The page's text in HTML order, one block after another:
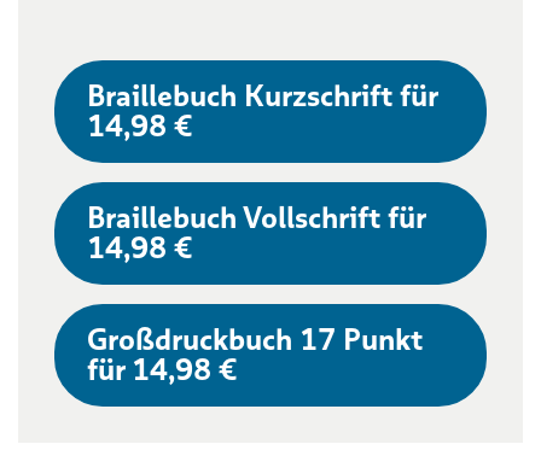
Braillebuch Kurzschrift für
14,98 €
Braillebuch Vollschrift für
14,98 €
Großdruckbuch 17 Punkt
für 14,98 €